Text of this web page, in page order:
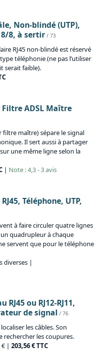
Non-blindé (UTP),
8, à sertir / 73
RJ45 non-blindé est réservé
téléphonie (ne pas l’utiliser
serait faible).
ADSL Maître
filtre maître) sépare le signal
Il sert aussi à partager
une même ligne selon la
| Note : 4,3 - 3 avis
Téléphone, UTP,
à faire circuler quatre lignes
quadrupleur à chaque
servent que pour le téléphone
diverses |
RJ45 ou RJ12-RJ11,
de signal / 76
les câbles. Son
les coupures.
| 203,56 € TTC